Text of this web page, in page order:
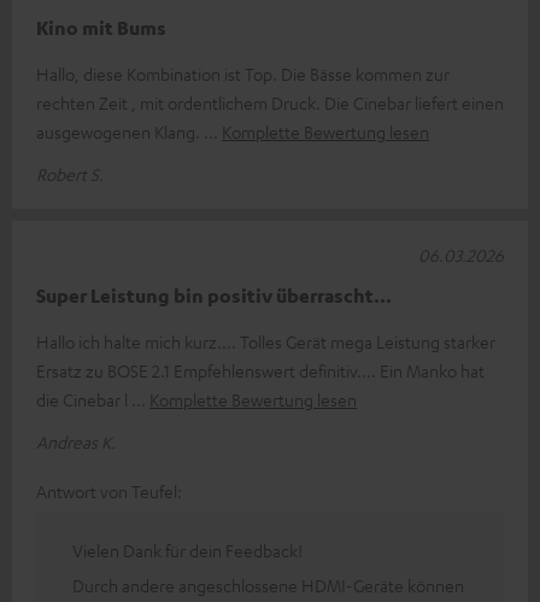
Kino mit Bums
Hallo, diese Kombination ist Top. Die Bässe kommen zur
rechten Zeit , mit ordentlichem Druck. Die Cinebar liefert einen
ausgewogenen Klang.
Komplette Bewertung lesen
Robert S.
Super Leistung bin positiv überrascht...
Hallo ich halte mich kurz.... Tolles Gerät mega Leistung starker
Ersatz zu BOSE 2.1 Empfehlenswert definitiv.... Ein Manko hat
die Cinebar l
Komplette Bewertung lesen
Andreas K.
06.03.2026
Antwort von Teufel:
Vielen Dank für dein Feedback!
Durch andere angeschlossene HDMI-Geräte können